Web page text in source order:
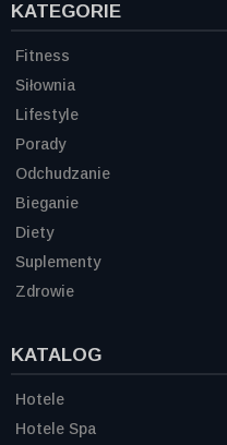
KATEGORIE
Fitness
Siłownia
Lifestyle
Porady
Odchudzanie
Bieganie
Diety
Suplementy
Zdrowie
KATALOG
Hotele
Hotele Spa